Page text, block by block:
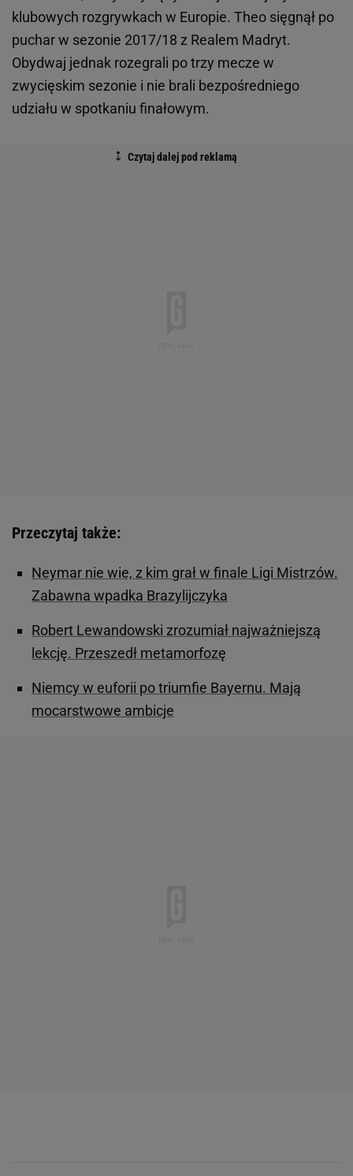
klubowych rozgrywkach w Europie. Theo sięgnął po
puchar w sezonie 2017/18 z Realem Madryt.
Obydwaj jednak rozegrali po trzy mecze w
zwycięskim sezonie i nie brali bezpośredniego
udziału w spotkaniu finałowym.
Przeczytaj także:
Neymar nie wie, z kim grał w finale Ligi Mistrzów.
Zabawna wpadka Brazylijczyka
Robert Lewandowski zrozumiał najważniejszą
lekcję. Przeszedł metamorfozę
Niemcy w euforii po triumfie Bayernu. Mają
mocarstwowe ambicje